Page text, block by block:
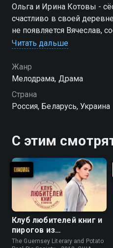
Ольга и Ирина Котовы -
счастливо в своей
не появляется Вячеслав,
влюбляются в Славку обе,
шаг…
Посмотреть онлайн 1
вы можете совершенно
качестве на Смотрёшке
Читать дальше
Жанр
Мелодрама, Драма
Страна
Россия, Беларусь, Украина
С этим
Клуб любителей книг и
пирогов из
картофельных
The Guernsey Literary and Potato